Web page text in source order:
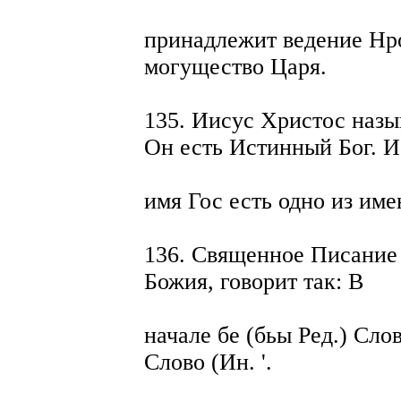
принадлежит ведение
могущество Царя.
135. Иисус Христос
Он есть Истинный Бог.
имя Гос есть одно из
136. Священное
Божия, говорит так: В
начале бе (бьы Ред.)
Слово (Ин. '.